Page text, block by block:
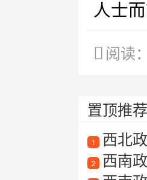
人士
阅读
置顶推荐
1 西北
2 西南